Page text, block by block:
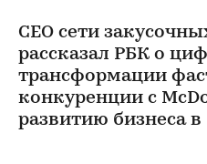
CEO сети
рассказал РБК о
трансформации
конкуренции с
развитию бизнеса в